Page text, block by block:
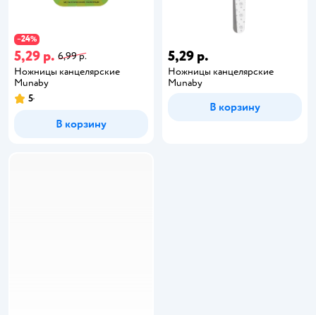
−24%
5,29 р. 6,99 р.
Ножницы канцелярские
Munaby
5
В корзину
5,29 р.
Ножницы канцелярские
Munaby
В корзину